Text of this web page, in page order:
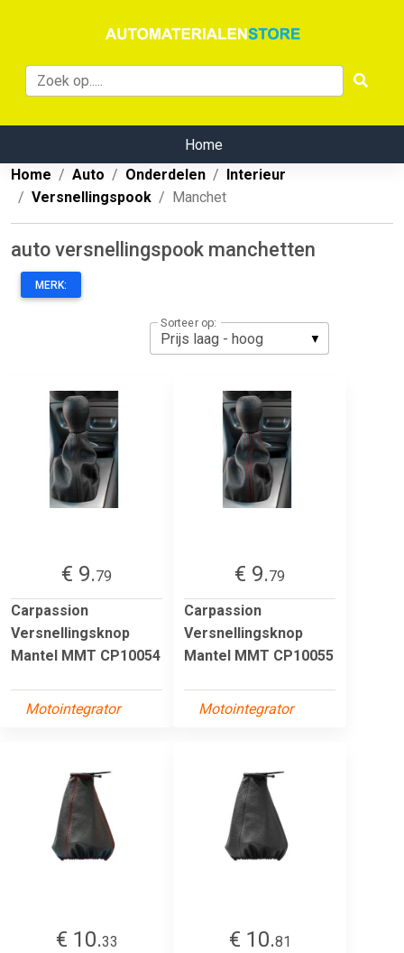
Home
Home
Auto Onderdelen
Interieur
Versnellingspook
Manchet
auto versnellingspook manchetten
MERK:
Sorteer op:
€ 9.79
Carpassion
Versnellingsknop
Mantel MMT CP10054
Motointegrator
€ 9.79
Carpassion
Versnellingsknop
Mantel MMT CP10055
Motointegrator
€ 10.33
€ 10.81